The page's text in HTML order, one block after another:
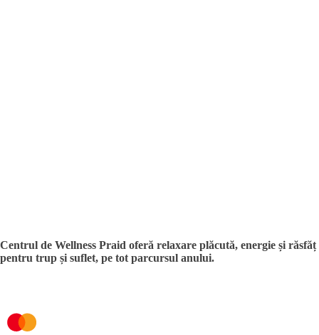
Centrul de Wellness Praid oferă relaxare plăcută, energie și răsfăț
pentru trup și suflet, pe tot parcursul anului.